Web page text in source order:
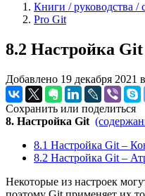
Книги / руководства /
Pro Git
8.2 Настройка
Добавлено 19 декабря 2021
Сохранить или поделиться
8. Настройка Git
8.1 Настройка Git –
8.2 Настройка Git –
Некоторые из настроек